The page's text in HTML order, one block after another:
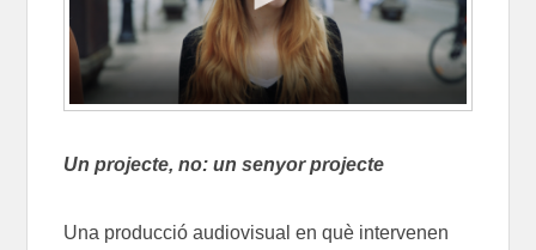
Un projecte, no: un senyor projecte
Una producció audiovisual en què intervenen